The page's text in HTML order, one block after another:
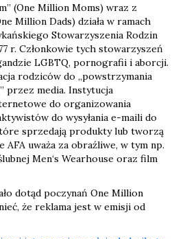
(One Million Moms) wraz z
Million Dads) działa w ramach
Stowarzyszenia Rodzin
r. Członkowie tych stowarzyszeń
LGBTQ, pornografii i aborcji.
rodziców do „powstrzymania
przez media. Instytucja
do organizowania
do wysyłania e-maili do
sprzedają produkty lub tworzą
uważa za obraźliwe, w tym np.
Men‘s Wearhouse oraz film
dotąd poczynań One Million
że reklama jest w emisji od